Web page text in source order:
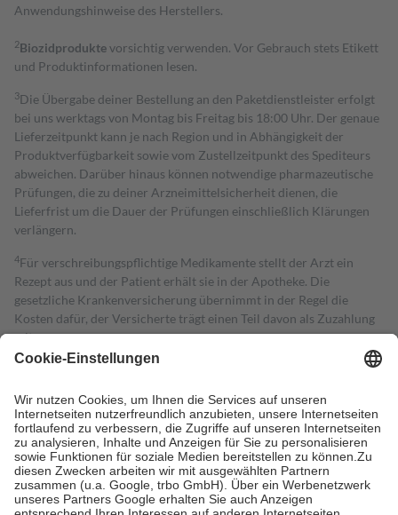
Anwendungshinweise des Herstellers.
2Biozidproduktevorsichtig verwenden. Vor Gebrauch stets Etikett
und Produktinformationen lesen.
3Die Übergabe deiner Bestellung an den Paketdienstleister erfolgt
bei uns werktags von Montag bis Freitag bis 18:00 Uhr. Der genaue
Lieferzeitpunkt kann je nach Region und in Abhängigkeit der
Produktverfügbarkeit sowie vom Zustellzeitpunkt des Spediteurs
abweichen. Darüber hinaus können notwendige pharmazeutische
Prüfungen, die zu deiner Arzneimittelsicherheit dienen, die
Lieferfrist um die Dauer der Prüfungen einschließlich Klärungen
verlängern.
4Für verschreibungspflichtige Medikamente stellt der Arzt ein
Rezept aus und der Patient erhält sie in der Apotheke. Die
gesetzliche Krankenversicherung übernimmt in der Regel die
Kosten dafür, der Versicherte trägt einen Teil davon als Zuzahlung
mit.
Grundsätzlich leisten Mitglieder Zuzahlungen in Höhe von zehn
höchstens zehn Euro.
Es sind jedoch nie mehr als die tatsächlichen
Kosten der Leistung zu entrichten.
Diese Regeln gelten grundsätzlich auch für Online-Apotheken.
Bei Heilmitteln und häuslicher Krankenpflege beträgt die
Zuzahlung zehn Prozent der Kosten sowie zehn Euro je
Verordnung.
Um das Engagement der Versicherten für ihre eigene Gesundheit zu